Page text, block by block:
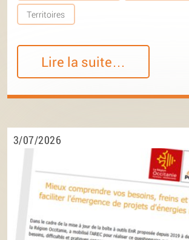
Territoires
Lire la suite…
3/07/2026